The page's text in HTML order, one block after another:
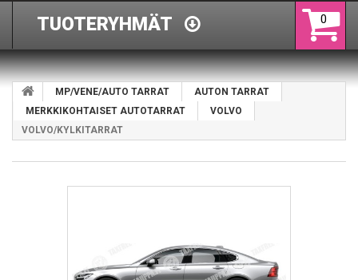
0
TUOTERYHMÄT
MP/VENE/AUTO TARRAT
AUTON TARRAT
MERKKIKOHTAISET AUTOTARRAT
VOLVO
VOLVO/KYLKITARRAT